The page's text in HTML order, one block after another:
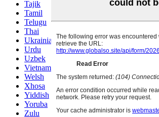
Tajik
Tamil
Telugu
Thai
Ukrainian
Urdu
Uzbek
Vietnamese
Welsh
Xhosa
Yiddish
Yoruba
Zulu